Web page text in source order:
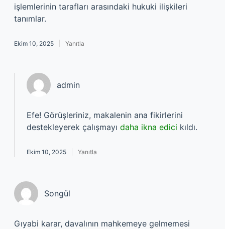
işlemlerinin tarafları arasındaki hukuki ilişkileri
tanımlar.
Ekim 10, 2025 Yanıtla
admin
Efe! Görüşleriniz, makalenin ana fikirlerini
destekleyerek çalışmayı daha ikna edici kıldı.
Ekim 10, 2025 Yanıtla
Songül
Gıyabi karar, davalının mahkemeye gelmemesi